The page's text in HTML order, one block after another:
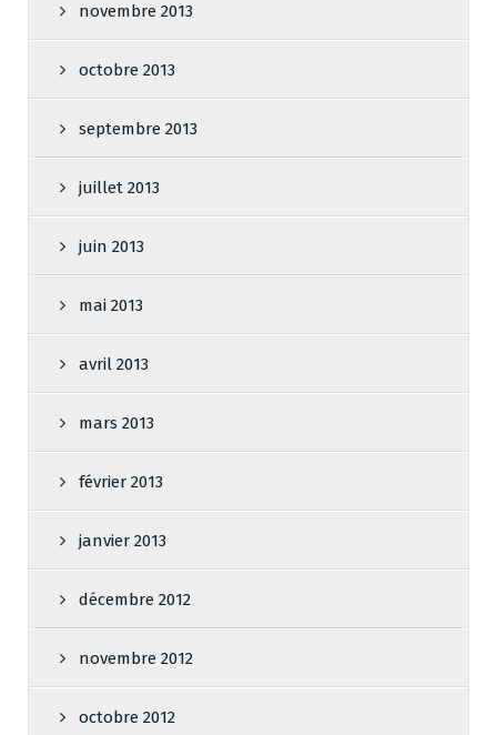
novembre 2013
octobre 2013
septembre 2013
juillet 2013
juin 2013
mai 2013
avril 2013
mars 2013
février 2013
janvier 2013
décembre 2012
novembre 2012
octobre 2012